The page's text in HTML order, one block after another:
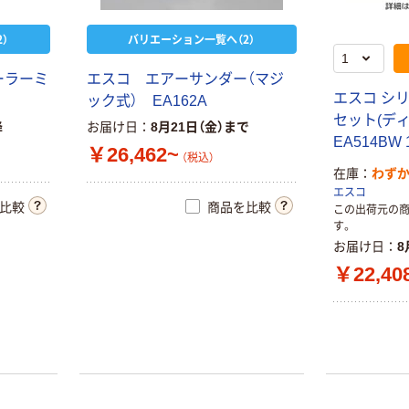
ーミ
較
バリエーション一覧へ（2）
エスコ エアーサンダー（マジ
ック式） EA162A
お届け日 8月21日（金）まで
￥26,462~ （税込）
商品を比較
エスコ シ
セット(デ
EA514BW
在庫 わずか
エスコ
この出荷元の
す。
お届け日 8
￥
ンダー GT-DG